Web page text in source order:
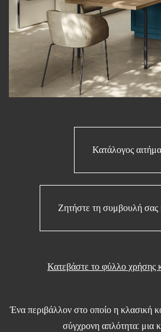
Κατάλογος
Ζητήστε τη συμβουλή σας
Κατεβάστε το φύλλο χρήσης
Ένα περιβάλλον στο οποίο η κλασική
σύγχρονη απλότητα: μια